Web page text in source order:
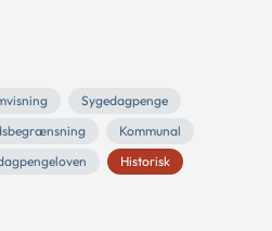
Sygedagpenge
Kommunal
Historisk